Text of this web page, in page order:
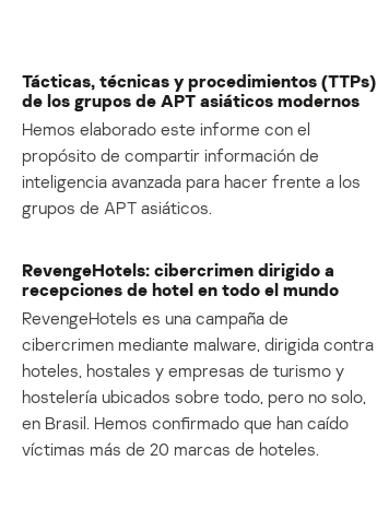
Tácticas, técnicas y procedimientos (TTPs)
de los grupos de APT asiáticos modernos
Hemos elaborado este informe con el
propósito de compartir información de
inteligencia avanzada para hacer frente a los
grupos de APT asiáticos.
RevengeHotels: cibercrimen dirigido a
recepciones de hotel en todo el mundo
RevengeHotels es una campaña de
cibercrimen mediante malware, dirigida contra
hoteles, hostales y empresas de turismo y
hostelería ubicados sobre todo, pero no solo,
en Brasil. Hemos confirmado que han caído
víctimas más de 20 marcas de hoteles.